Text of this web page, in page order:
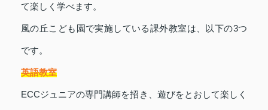
て楽しく学べます。
風の丘こども園で実施している課外教室は、以下の3つ
です。
英語教室
ECCジュニアの専門講師を招き、遊びをとおして楽しく